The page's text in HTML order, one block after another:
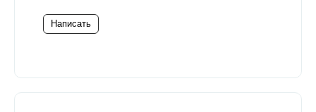
Написать